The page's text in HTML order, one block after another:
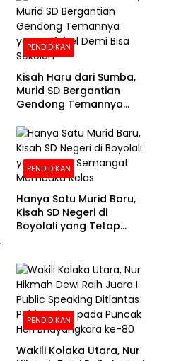
PENDIDIKAN
Kisah Haru dari Sumba,
Murid SD Bergantian
Gendong Temannya
Sekolah
PENDIDIKAN
Hanya Satu Murid Baru,
Kisah SD Negeri di
Boyolali yang Tetap
PENDIDIKAN
Wakili Kolaka Utara, Nur